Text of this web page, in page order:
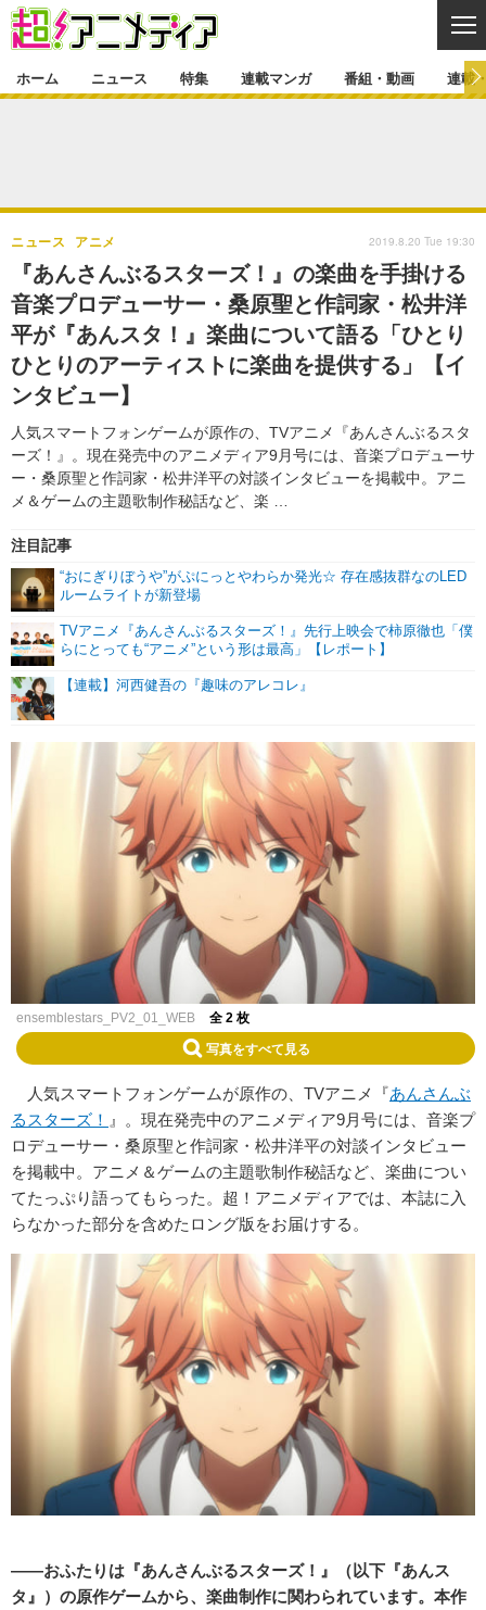
ゲーム・アプリ マンガ
グッズ イベント
声優 コスプレ
舞台
特集一覧 カバー
ラキりす
連載マンガ
連載一覧
番組・動画
番組・動画一覧 ラジオ
動画
連載・ブログ
連載・ブログ一覧 コラム
編集部ブログ・お知らせ
ホーム ニュース 特集 連載マンガ 番組・動画 連載
『あんさんぶるスターズ！』の楽曲を手掛ける
音楽プロデューサー・桑原聖と作詞家・松井洋
平が『あんスタ！』楽曲について語る「ひとり
ひとりのアーティストに楽曲を提供する」【イ
ンタビュー】
人気スマートフォンゲームが原作の、TVアニメ『あんさんぶるスタ
ーズ！』。現在発売中のアニメディア9月号には、音楽プロデューサ
ー・桑原聖と作詞家・松井洋平の対談インタビューを掲載中。アニ
メ＆ゲームの主題歌制作秘話など、楽 …
ニュース アニメ
注目記事
“おにぎりぼうや”がぷにっとやわらか発光☆ 存在感抜群なのLED
ルームライトが新登場
TVアニメ『あんさんぶるスターズ！』先行上映会で柿原徹也「僕
らにとっても“アニメ”という形は最高」【レポート】
【連載】河西健吾の『趣味のアレコレ』
2019.8.20 Tue 19:30
ensemblestars_PV2_01_WEB 全 2 枚
写真をすべて見る
人気スマートフォンゲームが原作の、TVアニメ『あんさんぶ
るスターズ！ 』。現在発売中のアニメディア9月号には、音楽プ
ロデューサー・桑原聖と作詞家・松井洋平の対談インタビュー
を掲載中。アニメ＆ゲームの主題歌制作秘話など、楽曲につい
てたっぷり語ってもらった。超！アニメディアでは、本誌に入
らなかった部分を含めたロング版をお届けする。
――おふたりは『あんさんぶるスターズ！』（以下『あんス
タ』）の原作ゲームから、楽曲制作に関わられています。本作